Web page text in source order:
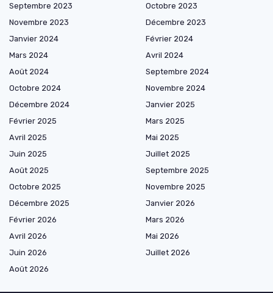
Septembre 2023
Octobre 2023
Novembre 2023
Décembre 2023
Janvier 2024
Février 2024
Mars 2024
Avril 2024
Août 2024
Septembre 2024
Octobre 2024
Novembre 2024
Décembre 2024
Janvier 2025
Février 2025
Mars 2025
Avril 2025
Mai 2025
Juin 2025
Juillet 2025
Août 2025
Septembre 2025
Octobre 2025
Novembre 2025
Décembre 2025
Janvier 2026
Février 2026
Mars 2026
Avril 2026
Mai 2026
Juin 2026
Juillet 2026
Août 2026